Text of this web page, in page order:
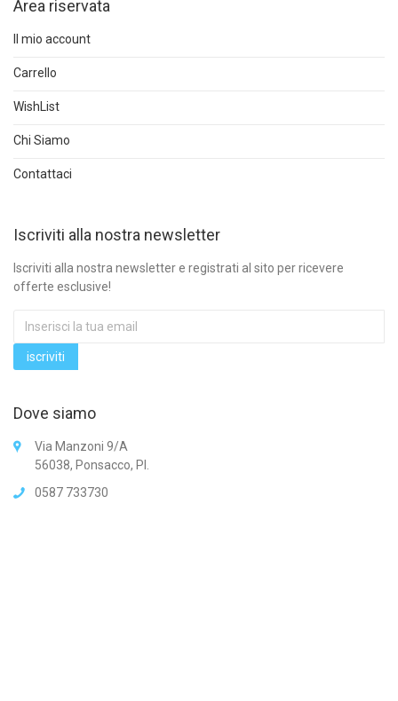
Area riservata
Il mio account
Carrello
WishList
Chi Siamo
Contattaci
Iscriviti alla nostra newsletter
Iscriviti alla nostra newsletter e registrati al sito per ricevere
offerte esclusive!
Dove siamo
Via Manzoni 9/A
56038, Ponsacco, PI.
0587 733730